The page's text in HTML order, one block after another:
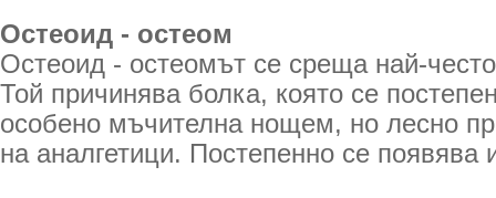
Остеоид - остеом
Остеоид - остеомът се среща най-
Той причинява болка, която се
особено мъчителна нощем, но лесно
на аналгетици. Постепенно се появява